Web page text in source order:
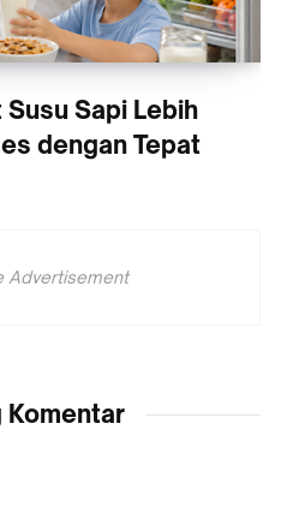
Sapi Lebih
dengan Tepat
Advertisement
Komentar